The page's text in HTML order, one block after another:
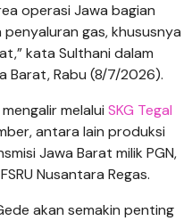
operasi Jawa bagian
gas, khususnya
kata Sulthani dalam
Barat, Rabu (8/7/2026).
melalui SKG Tegal
antara lain produksi
Jawa Barat milik PGN,
Nusantara Regas.
akan semakin penting